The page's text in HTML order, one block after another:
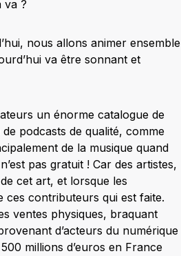
va ?
nous allons animer ensemble
va être sonnant et
un énorme catalogue de
podcasts de qualité, comme
de la musique quand
pas gratuit ! Car des artistes,
cet art, et lorsque les
ces contributeurs qui est faite.
ventes physiques, braquant
d’acteurs du numérique
millions d’euros en France